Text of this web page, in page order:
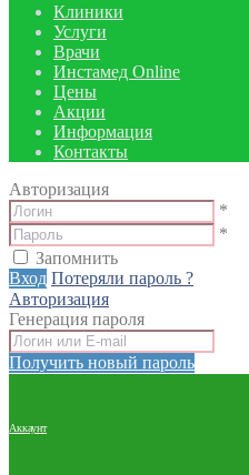
Клиники
Услуги
Врачи
Инстамед Online
Цены
Акции
Информация
Контакты
Авторизация
*
*
Запомнить
Вход Потеряли пароль ?
Авторизация
Генерация пароля
Получить новый пароль
Аккаунт